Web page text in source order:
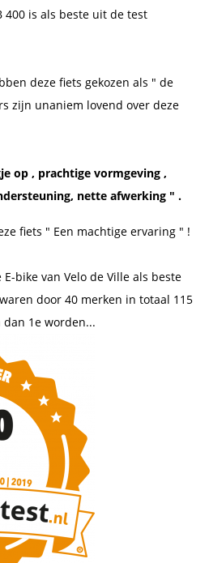
400 is als beste uit de test
deze fiets gekozen als " de
zijn unaniem lovend over deze
op , prachtige vormgeving ,
nette afwerking " .
fiets " Een machtige ervaring " !
bike van Velo de Ville als beste
door 40 merken in totaal 115
1e worden...